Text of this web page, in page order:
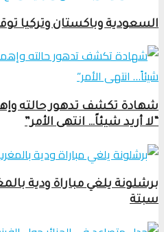
السعودية وباكستان وتركيا
شهادة تكشف تدهور حالته
“لا أريد شيئاً… انتهى الأمر”
برشلونة يلغي مباراة ودية
سبتة